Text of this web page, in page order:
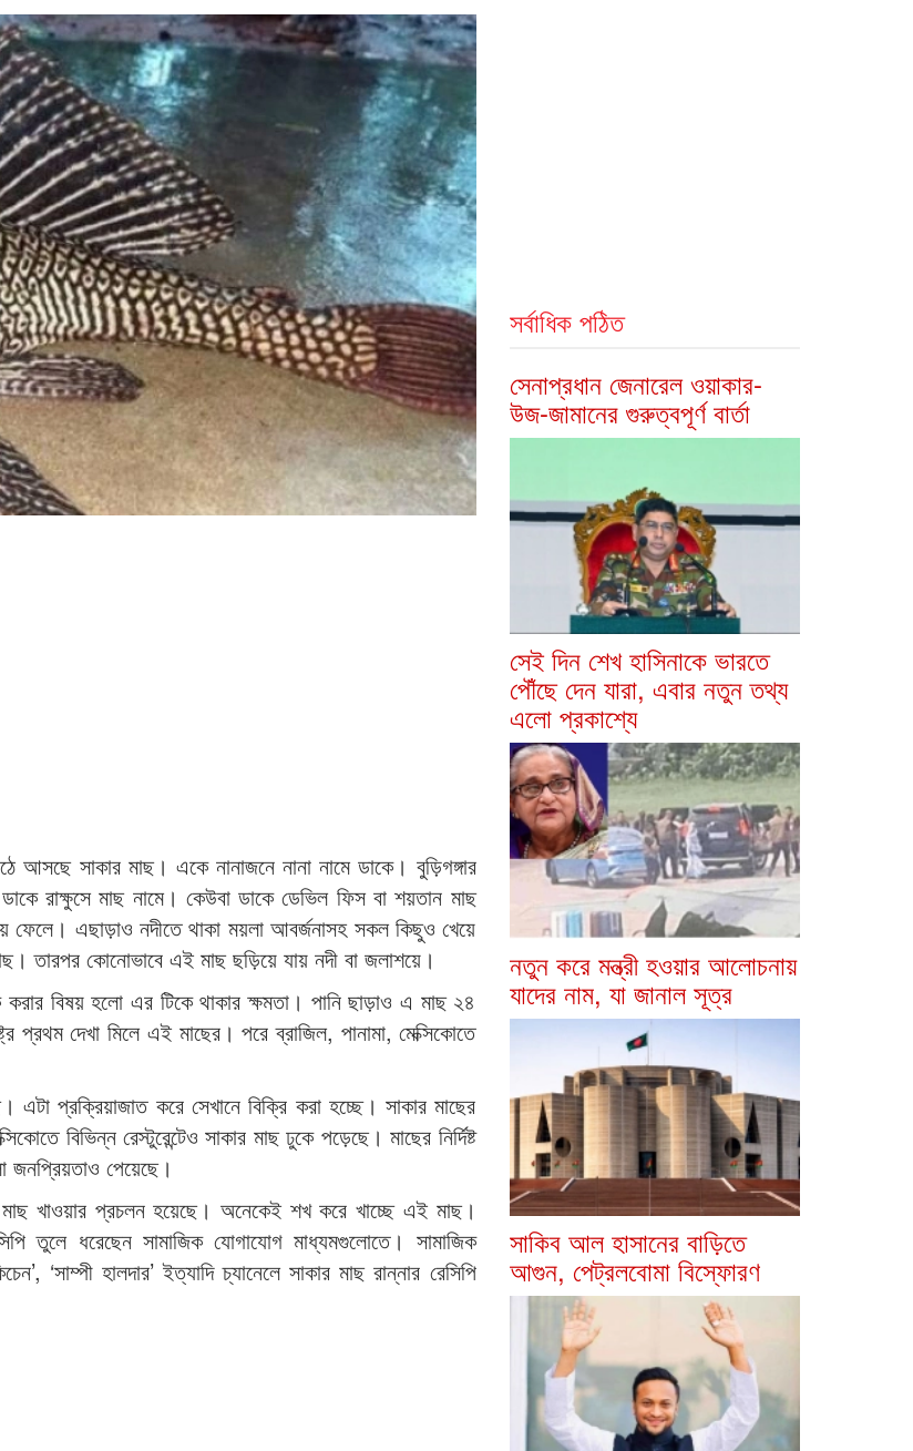
আসছে সাকার মাছ। একে নানাজনে নানা নামে ডাকে। বুড়িগঙ্গার
রাক্ষুসে মাছ নামে। কেউবা ডাকে ডেভিল ফিস বা শয়তান মাছ
ফেলে। এছাড়াও নদীতে থাকা ময়লা আবর্জনাসহ সকল কিছুও খেয়ে
তারপর কোনোভাবে এই মাছ ছড়িয়ে যায় নদী বা জলাশয়ে।
করার বিষয় হলো এর টিকে থাকার ক্ষমতা। পানি ছাড়াও এ মাছ ২৪
প্রথম দেখা মিলে এই মাছের। পরে ব্রাজিল, পানামা, মেক্সিকোতে
এটা প্রক্রিয়াজাত করে সেখানে বিক্রি করা হচ্ছে। সাকার মাছের
বিভিন্ন রেস্টুরেন্টেও সাকার মাছ ঢুকে পড়েছে। মাছের নির্দিষ্ট
জনপ্রিয়তাও পেয়েছে।
খাওয়ার প্রচলন হয়েছে। অনেকেই শখ করে খাচ্ছে এই মাছ।
তুলে ধরেছেন সামাজিক যোগাযোগ মাধ্যমগুলোতে। সামাজিক
‘সাম্পী হালদার’ ইত্যাদি চ্যানেলে সাকার মাছ রান্নার রেসিপি
সর্বাধিক পঠিত
সেনাপ্রধান জেনারেল ওয়াকার-
উজ-জামানের গুরুত্বপূর্ণ বার্তা
সেই দিন শেখ হাসিনাকে ভারতে
পৌঁছে দেন যারা, এবার নতুন তথ্য
এলো প্রকাশ্যে
নতুন করে মন্ত্রী হওয়ার আলোচনায়
যাদের নাম, যা জানাল সূত্র
সাকিব আল হাসানের বাড়িতে
আগুন, পেট্রলবোমা বিস্ফোরণ